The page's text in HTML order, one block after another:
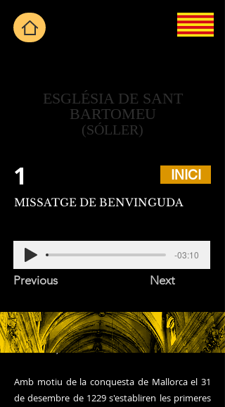
ESGLÉSIA DE SANT
BARTOMEU
(SÓLLER)
1 INICI
MISSATGE DE BENVINGUDA
-03:10
Previous Next
La Comunitat de Cristians de la Vall de Sóller
vos dóna la benvinguda a la Parròquia de Sant
Bartomeu, Patró de Sóller.
Amb motiu de la conquesta de Mallorca el 31
de desembre de 1229 s'establiren les primeres